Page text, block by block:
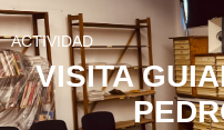
ACTIVIDAD
VISITA